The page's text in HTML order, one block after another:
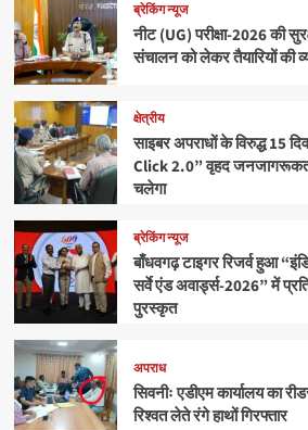
ब्रेकिंग न्यूज
नीट (UG) परीक्षा-2026 की
संचालन को लेकर तैयारियों की
क्षेत्रीय
साइबर अपराधों के विरुद्ध 15
Click 2.0” वृहद
चलेगा
ब्रेकिंग न्यूज
बाँधवगढ़ टाइगर रिजर्व हुआ
सर्वे एंड अवार्ड्स-2026” में
पुरस्कृत
अपराध
सिवनीः एडीएम कार्यालय का
रिश्वत लेते रंगे हाथों गिरफ्तार